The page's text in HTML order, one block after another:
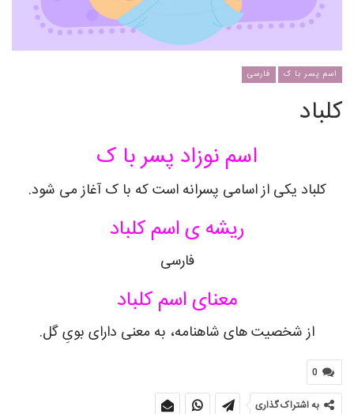
اسم پسر با ک فارسی
کلباد
اسم نوزاد پسر با ک
کلباد یکی از اسامی پسرانه است که با ک آغاز می شود.
ریشه ی اسمکلباد
فارسی
معنای اسمکلباد
از شخصیت های شاهنامه، به معنی دارای بویِ گل.
0
به اشتراک گذاری